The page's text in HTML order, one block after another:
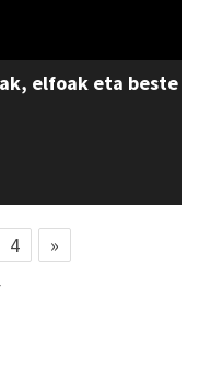
elfoak eta beste
4
»